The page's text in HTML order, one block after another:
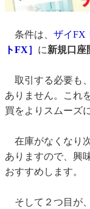
条件は、 ザイFX
トFX］ に新規口座
取引する必要も
ありません。これ
買をよりスムーズ
在庫がなくなり
ありますので、興
おすすめします。
そして２つ目が、